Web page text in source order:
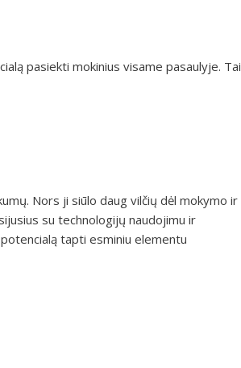
pasiekti mokinius visame pasaulyje. Tai
Nors ji siūlo daug vilčių dėl mokymo ir
su technologijų naudojimu ir
tapti esminiu elementu